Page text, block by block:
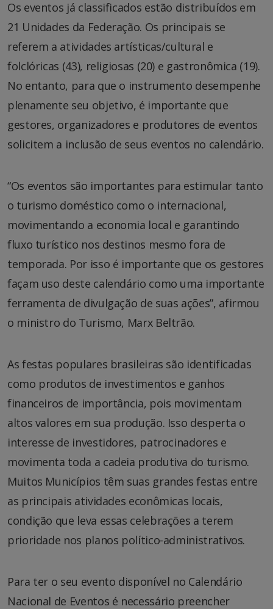
Os eventos já classificados estão distribuídos em
21 Unidades da Federação. Os principais se
referem a atividades artísticas/cultural e
folclóricas (43), religiosas (20) e gastronômica (19).
No entanto, para que o instrumento desempenhe
plenamente seu objetivo, é importante que
gestores, organizadores e produtores de eventos
solicitem a inclusão de seus eventos no calendário.
“Os eventos são importantes para estimular tanto
o turismo doméstico como o internacional,
movimentando a economia local e garantindo
fluxo turístico nos destinos mesmo fora de
temporada. Por isso é importante que os gestores
façam uso deste calendário como uma importante
ferramenta de divulgação de suas ações”, afirmou
o ministro do Turismo, Marx Beltrão.
As festas populares brasileiras são identificadas
como produtos de investimentos e ganhos
financeiros de importância, pois movimentam
altos valores em sua produção. Isso desperta o
interesse de investidores, patrocinadores e
movimenta toda a cadeia produtiva do turismo.
Muitos Municípios têm suas grandes festas entre
as principais atividades econômicas locais,
condição que leva essas celebrações a terem
prioridade nos planos político-administrativos.
Para ter o seu evento disponível no Calendário
Nacional de Eventos é necessário preencher